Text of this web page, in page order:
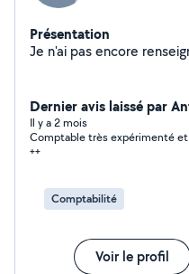
Présentation
Dernier avis laissé par
Il y a 2 mois
Comptable très expérimenté
++
Comptabilité
Voir le profil